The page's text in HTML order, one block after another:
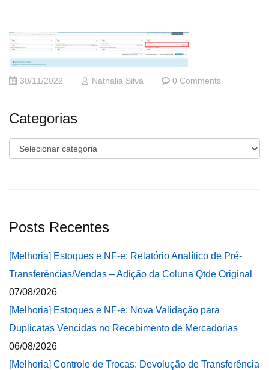
30/11/2022 Nathalia Silva 0 Comments
Categorias
Categorias
Posts Recentes
[Melhoria] Estoques e NF-e: Relatório Analítico de Pré-
Transferências/Vendas – Adição da Coluna Qtde Original
07/08/2026
[Melhoria] Estoques e NF-e: Nova Validação para
Duplicatas Vencidas no Recebimento de Mercadorias
06/08/2026
[Melhoria] Controle de Trocas: Devolução de Transferência